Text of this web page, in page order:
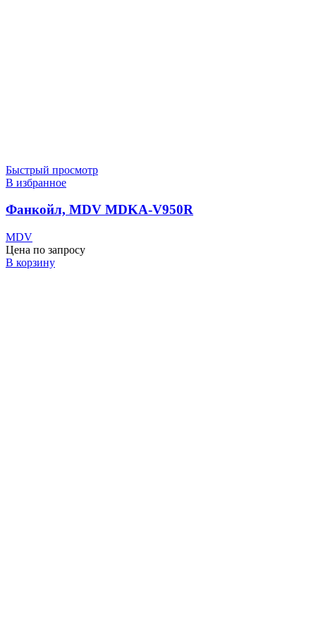
Быстрый просмотр
В избранное
Фанкойл, MDV MDKA-V950R
MDV
Цена по запросу
В корзину